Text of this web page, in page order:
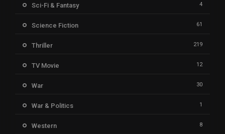
Sci-Fi & Fantasy 4
Science Fiction 61
Thriller 219
TV Movie 12
War 30
War & Politics 1
Western 8